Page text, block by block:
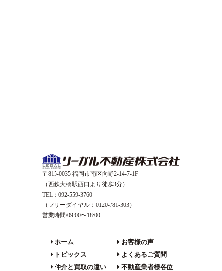
〒815-0035 福岡市南区向野2-14-7-1F
（西鉄大橋駅西口より徒歩3分）
TEL：092-559-3760
（フリーダイヤル：0120-781-303）
営業時間/09:00〜18:00
ホーム
トピックス
仲介と買取の違い
お客様の声
よくあるご質問
不動産業者様各位